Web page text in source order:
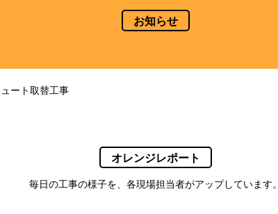
お知らせ
ート取替工事
オレンジレポート
毎日の工事の様子を、各現場担当者がアップしています。